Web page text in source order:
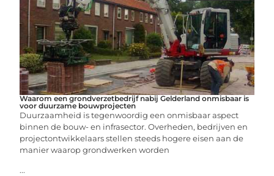
Waarom een grondverzetbedrijf nabij Gelderland onmisbaar is
voor duurzame bouwprojecten
Duurzaamheid is tegenwoordig een onmisbaar aspect
binnen de bouw- en infrasector. Overheden, bedrijven en
projectontwikkelaars stellen steeds hogere eisen aan de
manier waarop grondwerken worden
...